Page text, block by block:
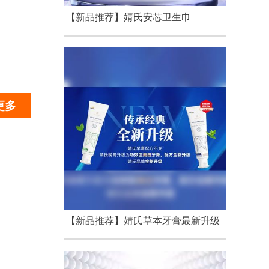
多
【新品推荐】婧氏安芯卫生巾
【新品推荐】婧氏草本牙膏最新升级